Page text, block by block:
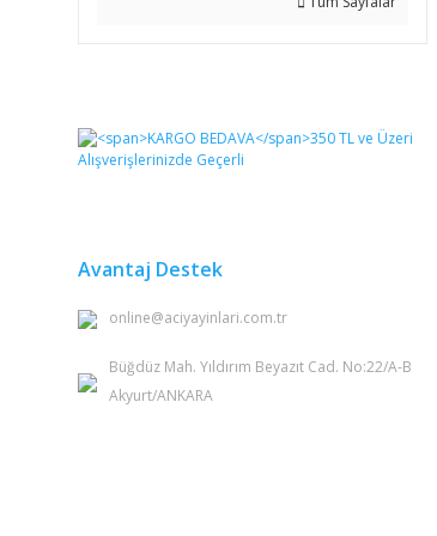
Avantaj Destek
online@aciyayinlari.com.tr
Büğdüz Mah. Yıldırım Beyazıt Cad. No:22/A-B
Akyurt/ANKARA